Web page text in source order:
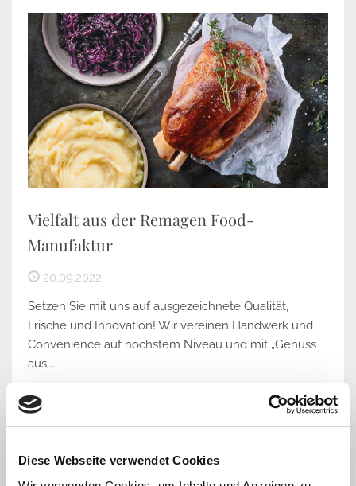
Diese Webseite verwendet Cookies
Vielfalt aus der Remagen Food-
Manufaktur
20.09.2022
Setzen Sie mit uns auf ausgezeichnete Qualität,
Frische und Innovation! Wir vereinen Handwerk und
Convenience auf höchstem Niveau und mit „Genuss
aus...
Weiterlesen